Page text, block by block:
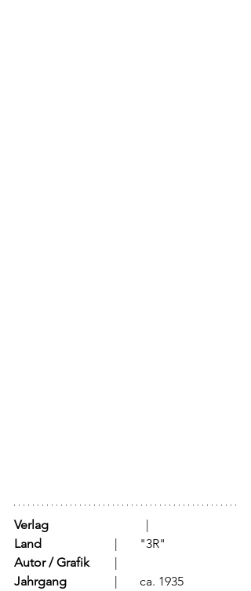
Verlag
Land
			  |	"3R"
Autor / Grafik
Jahrgang
		  |	ca. 1935